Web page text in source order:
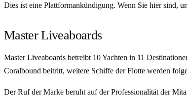
Dies ist eine Plattformankündigung. Wenn Sie hier sind,
Master Liveaboards
Master Liveaboards betreibt 10 Yachten in 11
Coralbound beitritt, weitere Schiffe der Flotte werden
Der Ruf der Marke beruht auf der Professionalität der